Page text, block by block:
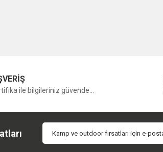
ile bilgileriniz güvende...